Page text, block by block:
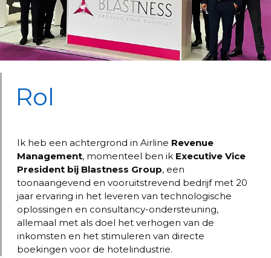
Rol
Ik heb een achtergrond in Airline Revenue
Management, momenteel ben ik Executive Vice
President bij Blastness Group, een
toonaangevend en vooruitstrevend bedrijf met 20
jaar ervaring in het leveren van technologische
oplossingen en consultancy-ondersteuning,
allemaal met als doel het verhogen van de
inkomsten en het stimuleren van directe
boekingen voor de hotelindustrie.